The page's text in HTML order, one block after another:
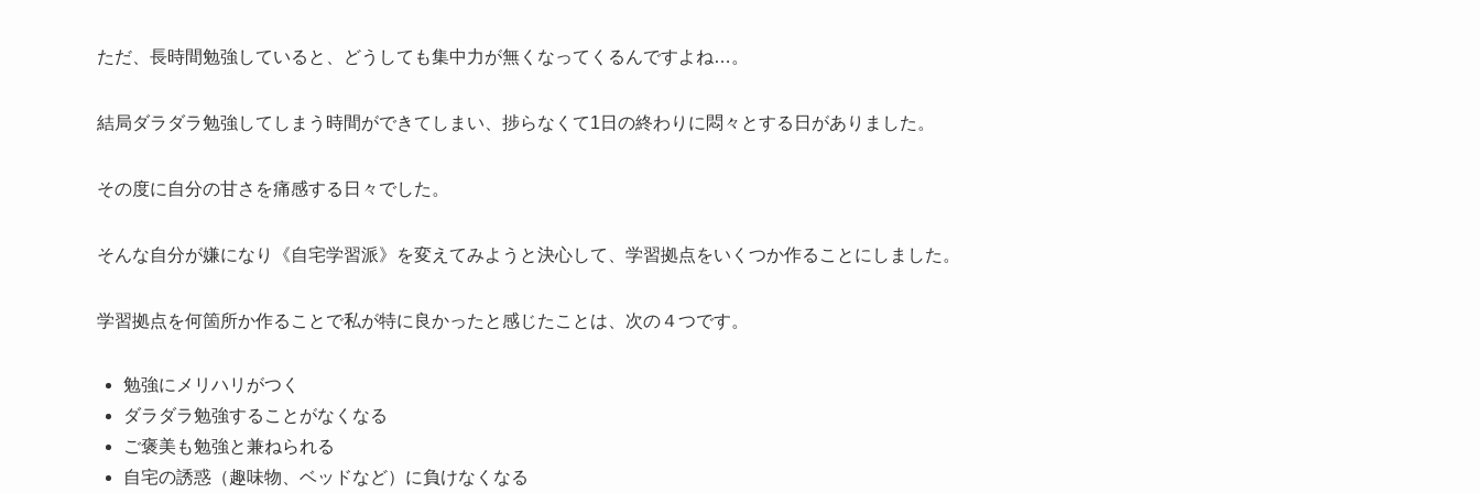
ただ、長時間勉強していると、どうしても集中力が無くなってくるんですよね…。
結局ダラダラ勉強してしまう時間ができてしまい、捗らなくて1日の終わりに悶々とする日がありました。
その度に自分の甘さを痛感する日々でした。
そんな自分が嫌になり《自宅学習派》を変えてみようと決心して、学習拠点をいくつか作ることにしました。
学習拠点を何箇所か作ることで私が特に良かったと感じたことは、次の４つです。
勉強にメリハリがつく
ダラダラ勉強することがなくなる
ご褒美も勉強と兼ねられる
自宅の誘惑（趣味物、ベッドなど）に負けなくなる